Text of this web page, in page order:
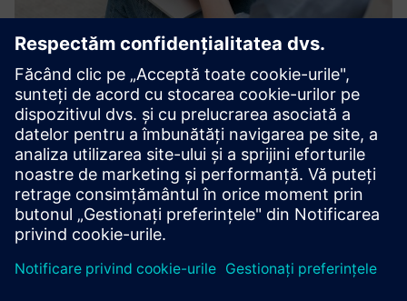
3D Data Manager by RIIICO
Managerul de date 3D RIIICO este poarta de acces către
date de realitate compatibile cu CAD - integrându-se
perfect cu fluxurile de lucru de simulare și planificare
stabilite.
Aflați mai multe